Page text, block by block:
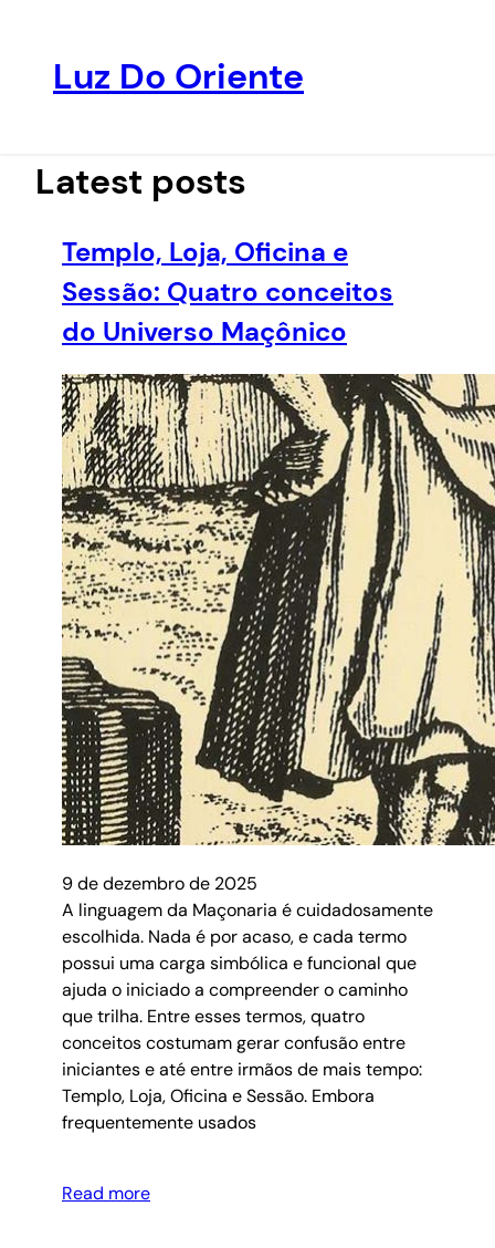
conteúdo
Luz Do Oriente
Latest posts
Templo, Loja, Oficina e
Sessão: Quatro conceitos
do Universo Maçônico
9 de dezembro de 2025
A linguagem da Maçonaria é cuidadosamente
escolhida. Nada é por acaso, e cada termo
possui uma carga simbólica e funcional que
ajuda o iniciado a compreender o caminho
que trilha. Entre esses termos, quatro
conceitos costumam gerar confusão entre
iniciantes e até entre irmãos de mais tempo:
Templo, Loja, Oficina e Sessão. Embora
frequentemente usados
Read more